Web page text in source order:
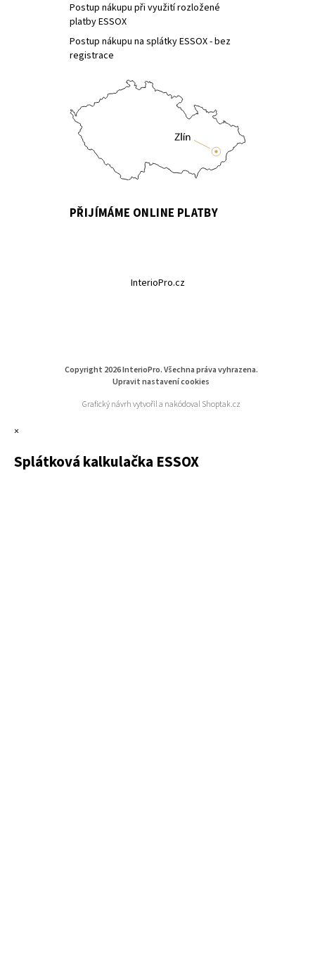
Postup nákupu při využití rozložené
platby ESSOX
Postup nákupu na splátky ESSOX - bez
registrace
PŘIJÍMÁME ONLINE PLATBY
InterioPro.cz
Copyright 2026InterioPro. Všechna práva vyhrazena.
Upravit nastavení cookies
Grafický návrh vytvořil a nakódoval Shoptak.cz
×
Splátková kalkulačka ESSOX